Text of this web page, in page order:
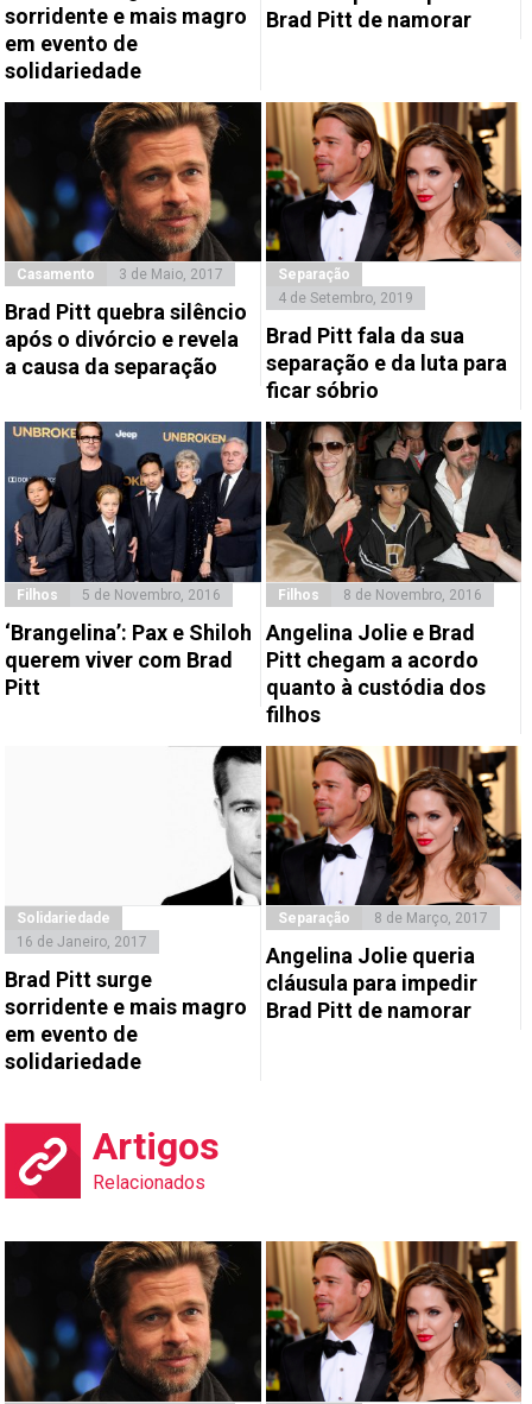
sorridente e mais magro
em evento de
solidariedade
Brad Pitt de namorar
Casamento 3 de Maio, 2017
Brad Pitt quebra silêncio
após o divórcio e revela
a causa da separação
Separação
4 de Setembro, 2019
Brad Pitt fala da sua
separação e da luta para
ficar sóbrio
Filhos 5 de Novembro, 2016
‘Brangelina’: Pax e Shiloh
querem viver com Brad
Pitt
Filhos 8 de Novembro, 2016
Angelina Jolie e Brad
Pitt chegam a acordo
quanto à custódia dos
filhos
Solidariedade
16 de Janeiro, 2017
Brad Pitt surge
sorridente e mais magro
em evento de
solidariedade
Separação 8 de Março, 2017
Angelina Jolie queria
cláusula para impedir
Brad Pitt de namorar
Artigos
Relacionados